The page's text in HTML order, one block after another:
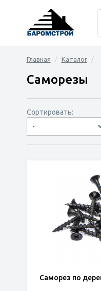
Главная Каталог
Саморезы
Сортировать:
-
по популярности
сначала дешёвые
сначала дорогие
Саморез по